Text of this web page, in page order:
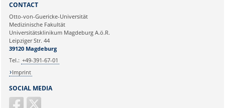
Ihre E-Mailadresse:
Ihr Anliegen:
SOCIAL MEDIA
CONTACT
Otto-von-Guericke-Universität
Medizinische Fakultät
Universitätsklinikum Magdeburg A.ö.R.
Leipziger Str. 44
39120 Magdeburg
Tel.: +49-391-67-01
Imprint